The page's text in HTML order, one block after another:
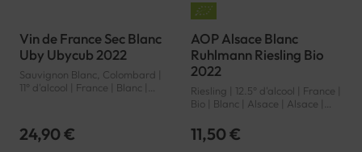
Vin de France Sec Blanc
Uby Ubycub 2022
Sauvignon Blanc, Colombard |
11° d'alcool | France | Blanc |
24,90 €
AOP Alsace Blanc
Ruhlmann Riesling Bio
2022
Riesling | 12.5° d'alcool | France |
Bio | Blanc | Alsace | Alsace |
11,50 €